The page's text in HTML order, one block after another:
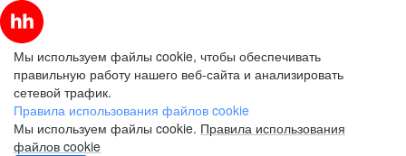
Мы используем файлы cookie, чтобы обеспечивать
правильную работу нашего веб-сайта и анализировать
сетевой трафик.
Правила использования файлов cookie
Мы используем файлы cookie. Правила использования
файлов cookie